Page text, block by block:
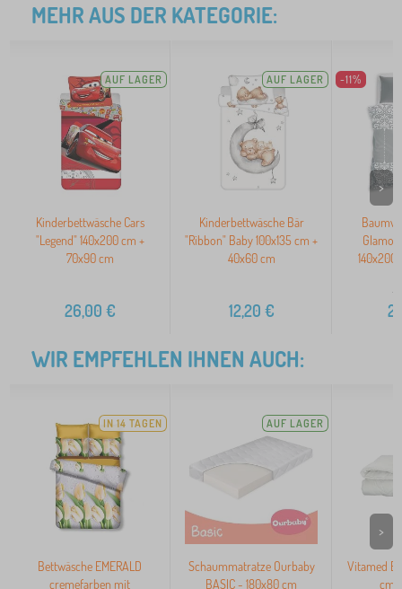
MEHR AUS DER KATEGORIE:
AUF LAGER
Kinderbettwäsche Cars
"Legend" 140x200 cm +
70x90 cm
26,00 €
AUF LAGER
Kinderbettwäsche Bär
"Ribbon" Baby 100x135 cm +
40x60 cm
12,20 €
-11%
>
WIR EMPFEHLEN IHNEN AUCH:
IN 14 TAGEN
Bettwäsche EMERALD
cremefarben mit
AUF LAGER
Schaummatratze Ourbaby
BASIC - 180x80 cm
Vitamed
cm
>